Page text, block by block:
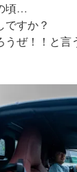
頃…
ですか？
うぜ！！と言